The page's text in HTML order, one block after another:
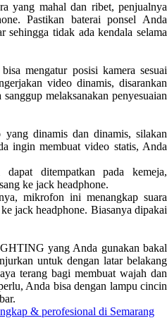
yang mahal dan ribet, penjualnya
Pastikan baterai ponsel Anda
sehingga tidak ada kendala selama
mengatur posisi kamera sesuai
video dinamis, disarankan
melaksanakan penyesuaian
dinamis dan dinamis, silakan
ingin membuat video statis, Anda
ditempatkan pada kemeja,
ke jack headphone.
mikrofon ini menangkap suara
jack headphone. Biasanya dipakai
yang Anda gunakan bakal
untuk dengan latar belakang
terang bagi membuat wajah dan
Anda bisa dengan lampu cincin
& perofesional di Semarang